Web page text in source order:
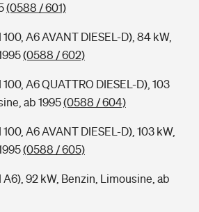
(0588 / 601)
A6 AVANT DIESEL-D), 84 kW,
(0588 / 602)
A6 QUATTRO DIESEL-D), 103
ab 1995(0588 / 604)
A6 AVANT DIESEL-D), 103 kW,
(0588 / 605)
A6), 92 kW, Benzin, Limousine, ab